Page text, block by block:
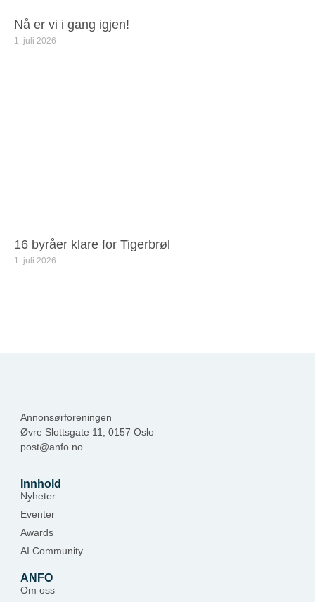
Nå er vi i gang igjen!
1. juli 2026
16 byråer klare for Tigerbrøl
1. juli 2026
Annonsørforeningen
Øvre Slottsgate 11, 0157 Oslo
post@anfo.no
Innhold
Nyheter
Eventer
Awards
AI Community
ANFO
Om oss